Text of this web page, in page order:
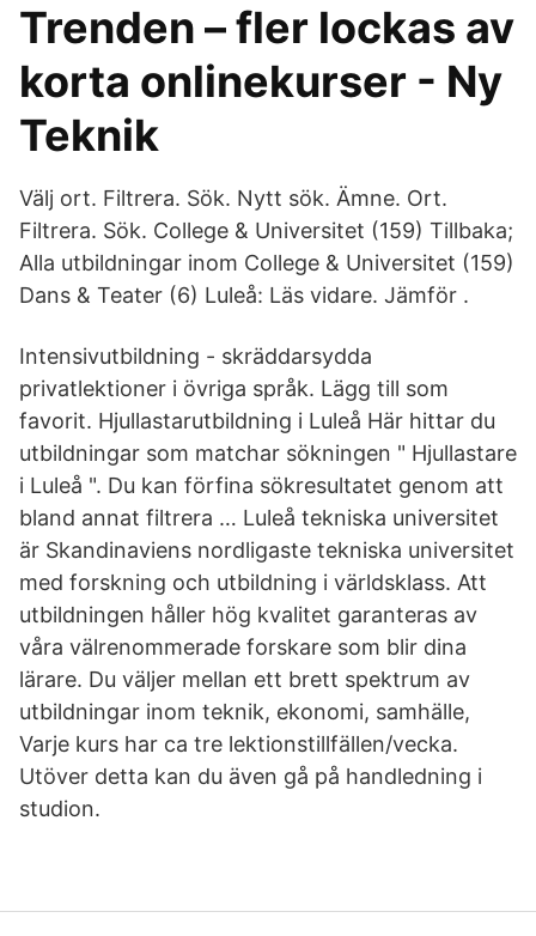
Trenden – fler lockas av
korta onlinekurser - Ny
Teknik
Välj ort. Filtrera. Sök. Nytt sök. Ämne. Ort.
Filtrera. Sök. College & Universitet (159) Tillbaka;
Alla utbildningar inom College & Universitet (159)
Dans & Teater (6) Luleå: Läs vidare. Jämför .
Intensivutbildning - skräddarsydda
privatlektioner i övriga språk. Lägg till som
favorit. Hjullastarutbildning i Luleå Här hittar du
utbildningar som matchar sökningen " Hjullastare
i Luleå ". Du kan förfina sökresultatet genom att
bland annat filtrera … Luleå tekniska universitet
är Skandinaviens nordligaste tekniska universitet
med forskning och utbildning i världsklass. Att
utbildningen håller hög kvalitet garanteras av
våra välrenommerade forskare som blir dina
lärare. Du väljer mellan ett brett spektrum av
utbildningar inom teknik, ekonomi, samhälle,
Varje kurs har ca tre lektionstillfällen/vecka.
Utöver detta kan du även gå på handledning i
studion.